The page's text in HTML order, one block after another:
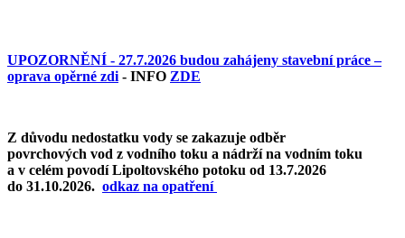
UPOZORNĚNÍ - 27.7.2026 budou zahájeny stavební práce –
oprava opěrné zdi - INFO ZDE
Z důvodu nedostatku vody se zakazuje odběr
povrchových vod z vodního toku a nádrží na vodním toku
a v celém povodí Lipoltovského potoku od 13.7.2026
do 31.10.2026. odkaz na opatření